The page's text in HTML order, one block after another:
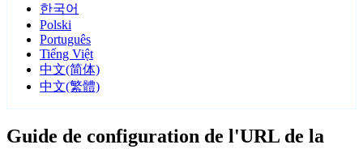
한국어
Polski
Português
Tiếng Việt
中文(简体)
中文(繁體)
Guide de configuration de l'URL de la